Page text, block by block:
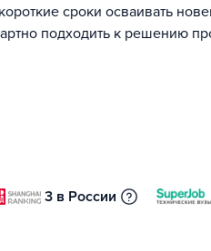
сроки осваивать
подходить к решению
3 в России